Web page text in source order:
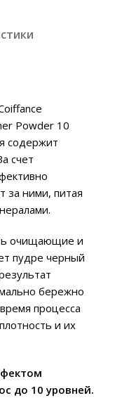
Powder 10
содержит
счет
за ними, питая
очищающие и
пудре черный
бережно
процесса
и их
до 10 уровней.